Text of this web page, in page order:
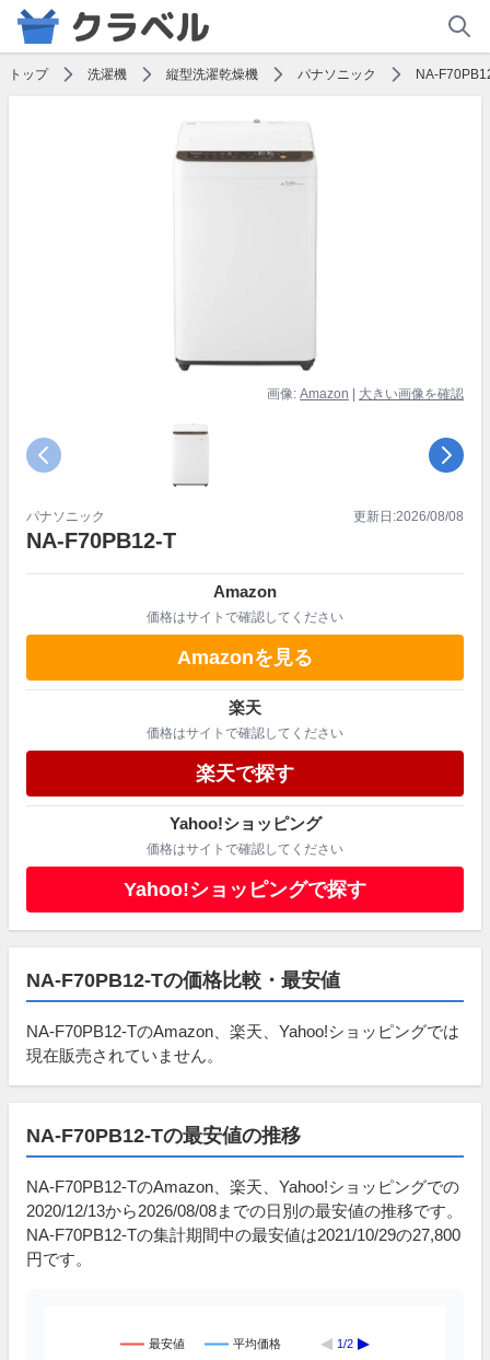
トップ 洗濯機 縦型洗濯乾燥機 パナソニック NA-
画像: Amazon 大きい画像を確認
パナソニック
NA-F70PB12-T
更新日:2026/08/08
Amazon
価格はサイトで確認してください
Amazonを見る
楽天
価格はサイトで確認してください
楽天で探す
Yahoo!ショッピング
価格はサイトで確認してください
Yahoo!ショッピングで探す
NA-F70PB12-Tの価格比較・最安値
NA-F70PB12-TのAmazon、楽天、Yahoo!ショッピングでは
現在販売されていません。
NA-F70PB12-Tの最安値の推移
NA-F70PB12-TのAmazon、楽天、Yahoo!ショッピングでの
2020/12/13から2026/08/08までの日別の最安値の推移です。
NA-F70PB12-Tの集計期間中の最安値は2021/10/29の27,800
円です。
最安値 平均価格 1/2